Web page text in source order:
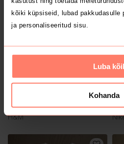
kõiki küpsiseid, lubad pakkudasulle
ja personaliseeritud sisu.
Luba
Kohanda
3 €
62/68
H&M
4 €